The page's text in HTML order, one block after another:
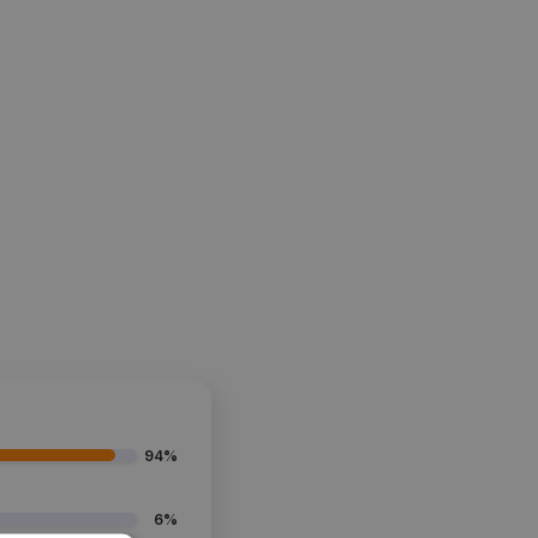
94%
6%